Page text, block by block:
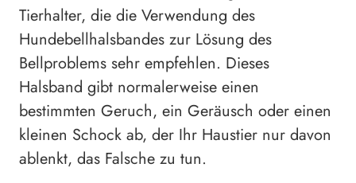
Tierhalter, die die Verwendung des
Hundebellhalsbandes zur Lösung des
Bellproblems sehr empfehlen. Dieses
Halsband gibt normalerweise einen
bestimmten Geruch, ein Geräusch oder einen
kleinen Schock ab, der Ihr Haustier nur davon
ablenkt, das Falsche zu tun.